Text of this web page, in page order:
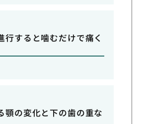
行すると噛むだけで痛く
顎の変化と下の歯の重な